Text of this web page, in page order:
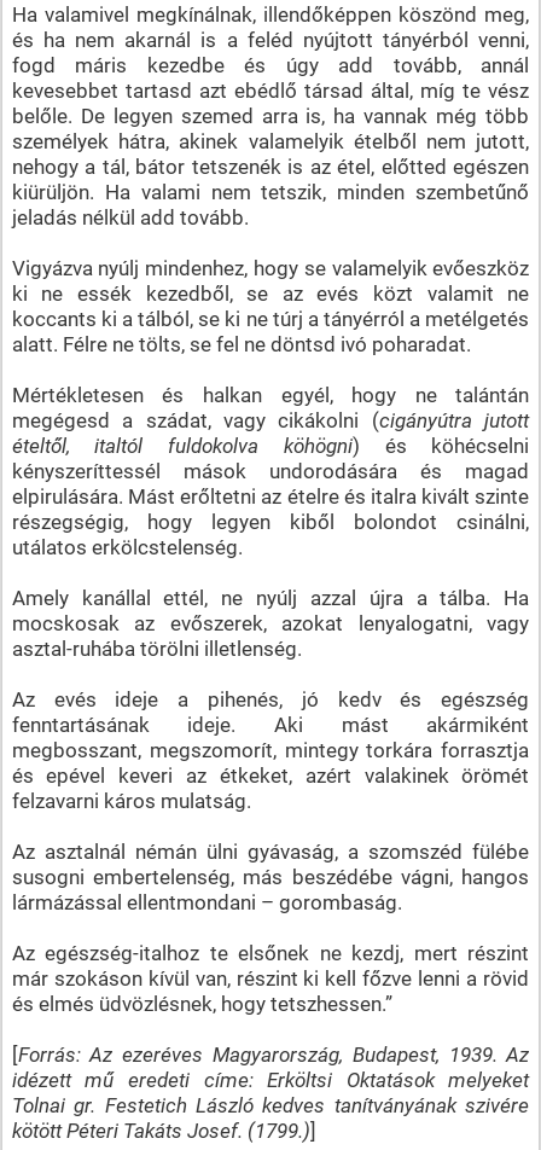
Ha valamivel megkínálnak, illendőképpen köszönd meg,
és ha nem akarnál is a feléd nyújtott tányérból venni,
fogd máris kezedbe és úgy add tovább, annál
kevesebbet tartasd azt ebédlő társad által, míg te vész
belőle. De legyen szemed arra is, ha vannak még több
személyek hátra, akinek valamelyik ételből nem jutott,
nehogy a tál, bátor tetszenék is az étel, előtted egészen
kiürüljön. Ha valami nem tetszik, minden szembetűnő
jeladás nélkül add tovább.
Vigyázva nyúlj mindenhez, hogy se valamelyik evőeszköz
ki ne essék kezedből, se az evés közt valamit ne
koccants ki a tálból, se ki ne túrj a tányérról a metélgetés
alatt. Félre ne tölts, se fel ne döntsd ivó poharadat.
Mértékletesen és halkan egyél, hogy ne talántán
megégesd a szádat, vagy cikákolni (cigányútra jutott
ételtől, italtól fuldokolva köhögni) és köhécselni
kényszeríttessél mások undorodására és magad
elpirulására. Mást erőltetni az ételre és italra kivált szinte
részegségig, hogy legyen kiből bolondot csinálni,
utálatos erkölcstelenség.
Amely kanállal ettél, ne nyúlj azzal újra a tálba. Ha
mocskosak az evőszerek, azokat lenyalogatni, vagy
asztal-ruhába törölni illetlenség.
Az evés ideje a pihenés, jó kedv és egészség
fenntartásának ideje. Aki mást akármiként
megbosszant, megszomorít, mintegy torkára forrasztja
és epével keveri az étkeket, azért valakinek örömét
felzavarni káros mulatság.
Az asztalnál némán ülni gyávaság, a szomszéd fülébe
susogni embertelenség, más beszédébe vágni, hangos
lármázással ellentmondani – gorombaság.
Az egészség-italhoz te elsőnek ne kezdj, mert részint
már szokáson kívül van, részint ki kell főzve lenni a rövid
és elmés üdvözlésnek, hogy tetszhessen.”
[Forrás: Az ezeréves Magyarország, Budapest, 1939. Az
idézett mű eredeti címe: Erköltsi Oktatások melyeket
Tolnai gr. Festetich László kedves tanítványának szivére
kötött Péteri Takáts Josef. (1799.)]